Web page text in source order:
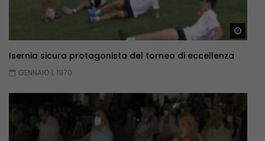
Isernia sicura protagonista del torneo di eccellenza
GENNAIO 1, 1970